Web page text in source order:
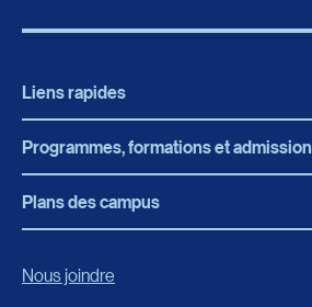
Liens rapides
Actualités
Bibliothèque
Boutique en ligne
Programmes, formations et admission
Programmes, formations et admission
Plans des campus
Nous joindre